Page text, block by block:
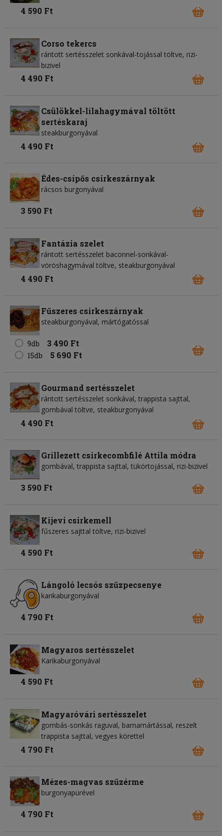
4 590 Ft
Corso tekercs
rántott sertésszelet sonkával-tojással töltve, rizi-
bizivel
4 490 Ft
Csülökkel-lilahagymával töltött
sertéskaraj
steakburgonyával
4 490 Ft
Édes-csípős csirkeszárnyak
rácsos burgonyával
3 590 Ft
Fantázia szelet
rántott sertésszelet baconnel-sonkával-
vöröshagymával töltve, steakburgonyával
4 490 Ft
Fűszeres csirkeszárnyak
steakburgonyával, mártógatóssal
9db 3 490 Ft
15db 5 690 Ft
Gourmand sertésszelet
rántott sertésszelet sonkával, trappista sajttal,
gombával töltve, steakburgonyával
4 490 Ft
Grillezett csirkecombfilé Attila módra
gombával, trappista sajttal, tükörtojással, rizi-bizivel
3 590 Ft
Kijevi csirkemell
fűszeres sajttal töltve, rizi-bizivel
4 590 Ft
Lángoló lecsós szűzpecsenye
karikaburgonyával
4 790 Ft
Magyaros sertésszelet
Karikaburgonyával
4 590 Ft
Magyaróvári sertésszelet
gombás-sonkás raguval, barnamártással, reszelt
trappista sajttal, vegyes körettel
4 790 Ft
Mézes-magvas szűzérme
burgonyapürével
4 790 Ft